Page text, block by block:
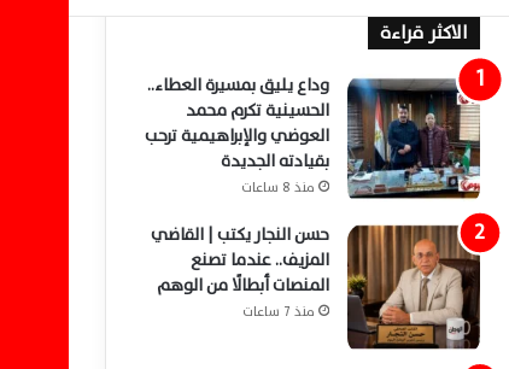
الاكثر قراءة
وداع يليق بمسيرة العطاء..
الحسينية تكرم محمد
العوضي والإبراهيمية ترحب
بقيادته الجديدة
منذ 8 ساعات
حسن النجار يكتب | القاضي
المزيف.. عندما تصنع
المنصات أبطالًا من الوهم
منذ 7 ساعات